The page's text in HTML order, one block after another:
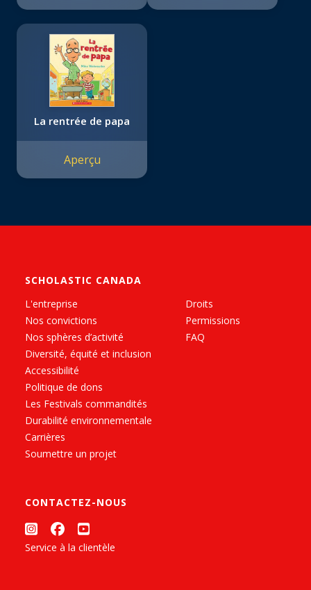
La rentrée de papa
Aperçu
SCHOLASTIC CANADA
L'entreprise
Nos convictions
Nos sphères d’activité
Diversité, équité et inclusion
Accessibilité
Politique de dons
Les Festivals commandités
Durabilité environnementale
Carrières
Soumettre un projet
Droits
Permissions
FAQ
CONTACTEZ-NOUS
Service à la clientèle